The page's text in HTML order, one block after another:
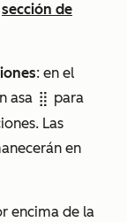
sección de
: en el
asa dragHandle para
Las
en
encima de la